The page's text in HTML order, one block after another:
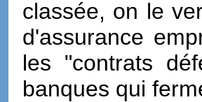
classée, on le
d'assurance
les "contrats
banques qui